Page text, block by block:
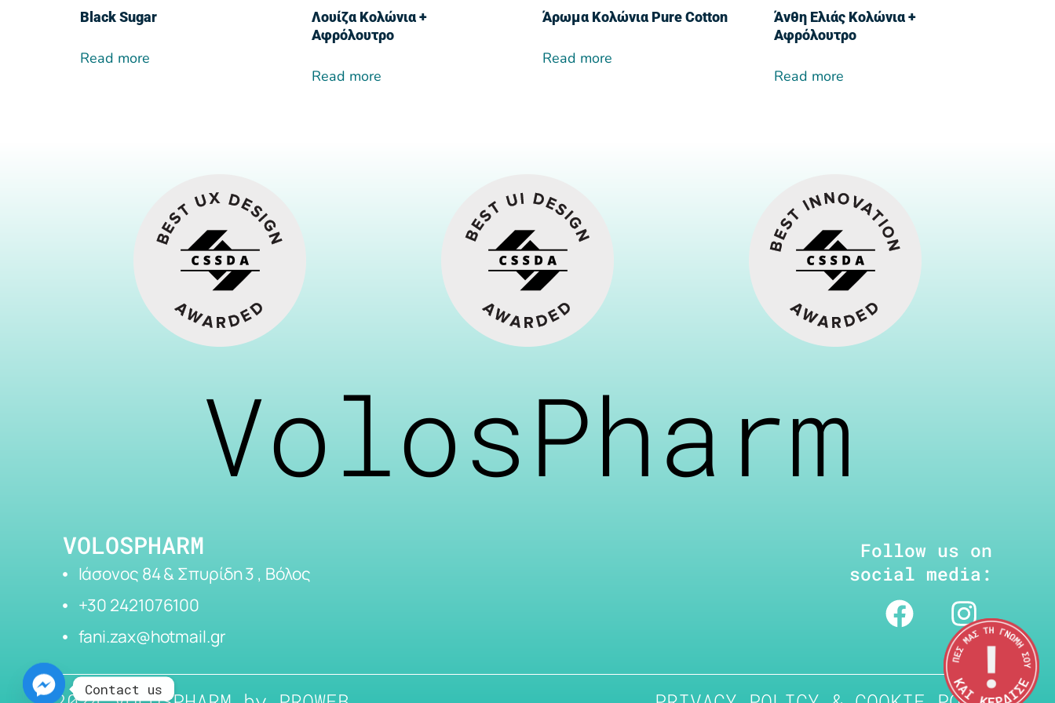
Black Sugar
Read more
Λουίζα Κολώνια +
Αφρόλουτρο
Read more
Άρωμα Κολώνια Pure Cotton
Read more
Άνθη Ελιάς Κολώνια +
Αφρόλουτρο
Read more
VolosPharm
VOLOSPHARM
Ιάσονος 84 & Σπυρίδη 3 , Βόλος
+30 2421076100
fani.zax@hotmail.gr
Follow us on
social media:
Contact us